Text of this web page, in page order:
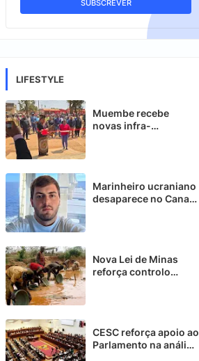
LIFESTYLE
Muembe recebe
novas infra-
Marinheiro ucraniano
desaparece no Canal
Nova Lei de Minas
reforça controlo
CESC reforça apoio ao
Parlamento na análise